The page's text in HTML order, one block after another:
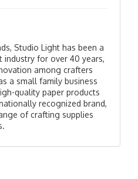
Studio Light has been a
industry for over 40 years,
among crafters
a small family business
quality paper products
recognized brand,
of crafting supplies